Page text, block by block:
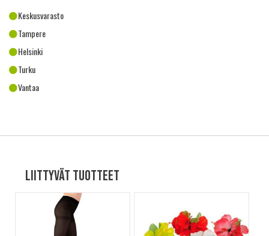
Keskusvarasto
Tampere
Helsinki
Turku
Vantaa
Liittyvät tuotteet